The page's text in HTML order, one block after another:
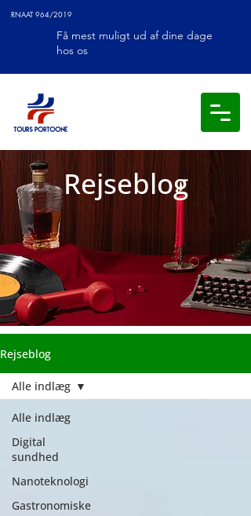
RNAAT 964/2019
Få mest muligt ud af dine dage
hos os
Rejseblog
Rejseblog
Alle indlæg
Digital
sundhed
Nanoteknologi
Gastronomiske
Alle indlæg